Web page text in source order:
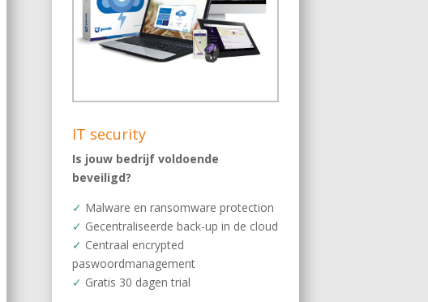
IT security
Is jouw bedrijf voldoende
beveiligd?
✓ Malware en ransomware protection
✓ Gecentraliseerde back-up in de cloud
✓ Centraal encrypted
paswoordmanagement
✓ Gratis 30 dagen trial